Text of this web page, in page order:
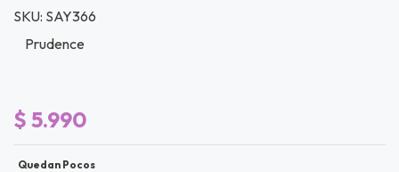
SKU: SAY366
Prudence
$ 5.990
Quedan Pocos